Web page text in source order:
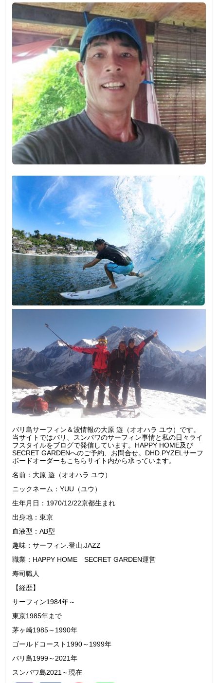
バリ島サーフィン＆波情報の大原 遊（オオハラ ユウ）です。
当サイトではバリ、スンバワのサーフィン事情と私の日々ライ
フスタイルをブログで発信しています。HAPPY HOME及び
SECRET GARDENへのご予約、お問合せ。DHD.PYZELサーフ
ボードオーダーもこちらサイト内から承っています。
名前：大原 遊（オオハラ ユウ）
ニックネーム：YUU（ユウ）
生年月日：1970/12/22京都生まれ
出身地：東京
血液型：AB型
趣味：サーフィン.登山.JAZZ
職業：HAPPY HOME SECRET GARDEN運営
寿司職人
【経歴】
サーフィン1984年～
東京1985年まで
茅ヶ崎1985～1990年
ゴールドコースト1990～1999年
バリ島1999～2021年
スンバワ島2021～現在